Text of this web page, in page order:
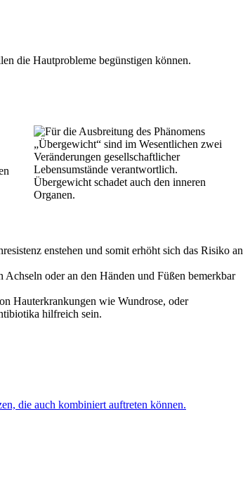
die Hautprobleme begünstigen können.
Übergewicht schadet auch den inneren
Organen.
enstehen und somit erhöht sich das Risiko an
oder an den Händen und Füßen bemerkbar
Hauterkrankungen wie Wundrose, oder
hilfreich sein.